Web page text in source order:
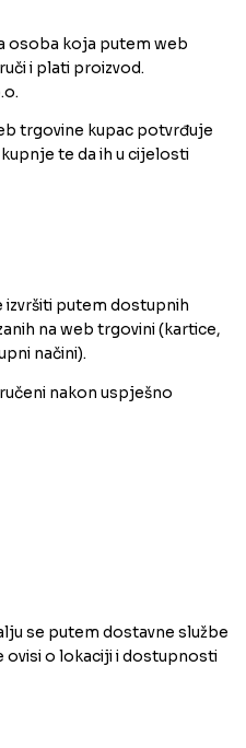
osoba koja putem web
i plati proizvod.
trgovine kupac potvrđuje
te da ih u cijelosti
izvršiti putem dostupnih
na web trgovini (kartice,
načini).
nakon uspješno
se putem dostavne službe
ovisi o lokaciji i dostupnosti